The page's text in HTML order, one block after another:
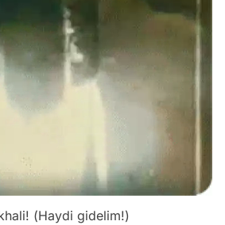
(Haydi gidelim!)